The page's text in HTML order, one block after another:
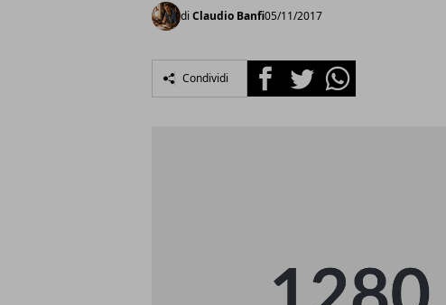
di Claudio Banfi05/11/2017
Condividi FacebookTwitterWhatsapp